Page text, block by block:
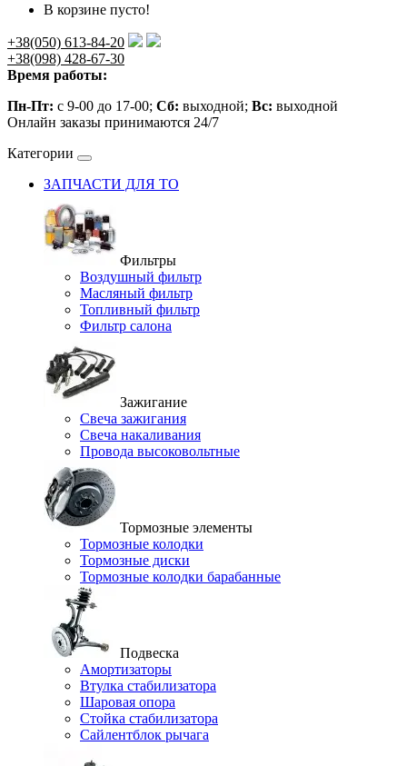
В корзине пусто!
+38(050) 613-84-20
+38(098) 428-67-30
Время работы:
Пн-Пт: с 9-00 до 17-00; Сб: выходной; Вс: выходной
Онлайн заказы принимаются 24/7
Категории
ЗАПЧАСТИ ДЛЯ ТО
Фильтры
Воздушный фильтр
Масляный фильтр
Топливный фильтр
Фильтр салона
Зажигание
Свеча зажигания
Свеча накаливания
Провода высоковольтные
Тормозные элементы
Тормозные колодки
Тормозные диски
Тормозные колодки барабанные
Подвеска
Амортизаторы
Втулка стабилизатора
Шаровая опора
Стойка стабилизатора
Сайлентблок рычага